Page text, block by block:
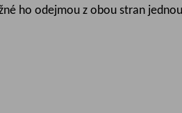
ho odejmou z obou stran